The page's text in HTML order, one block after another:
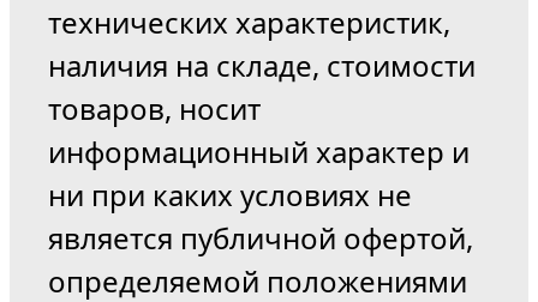
технических характеристик,
наличия на складе, стоимости
товаров, носит
информационный характер и
ни при каких условиях не
является публичной офертой,
определяемой положениями